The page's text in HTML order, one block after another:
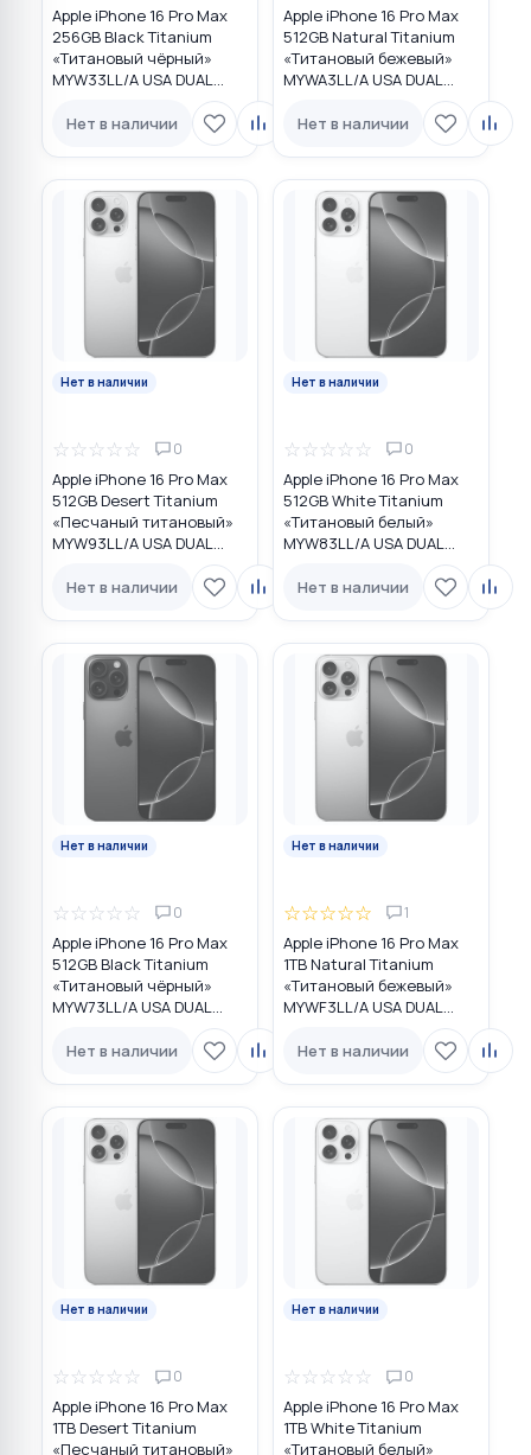
Apple iPhone 16 Pro Max
256GB Black Titanium
«Титановый чёрный»
MYW33LL/A USA DUAL
Нет в наличии
Apple iPhone 16 Pro Max
512GB Natural Titanium
«Tитановый бежевый»
MYWA3LL/A USA DUAL
Нет в наличии
Нет в наличии
☆☆☆☆☆ 0
Apple iPhone 16 Pro Max
512GB Desert Titanium
«Песчаный титановый»
MYW93LL/A USA DUAL
Нет в наличии
Нет в наличии
☆☆☆☆☆ 0
Apple iPhone 16 Pro Max
512GB White Titanium
«Титановый белый»
MYW83LL/A USA DUAL
Нет в наличии
Нет в наличии
☆☆☆☆☆ 0
Apple iPhone 16 Pro Max
512GB Black Titanium
«Титановый чёрный»
MYW73LL/A USA DUAL
Нет в наличии
Нет в наличии
☆☆☆☆☆ 1
Apple iPhone 16 Pro Max
1TB Natural Titanium
«Tитановый бежевый»
MYWF3LL/A USA DUAL
Нет в наличии
Нет в наличии
☆☆☆☆☆ 0
Apple iPhone 16 Pro Max
1TB Desert Titanium
«Песчаный титановый»
Нет в наличии
☆☆☆☆☆ 0
Apple iPhone 16 Pro Max
1TB White Titanium
«Титановый белый»